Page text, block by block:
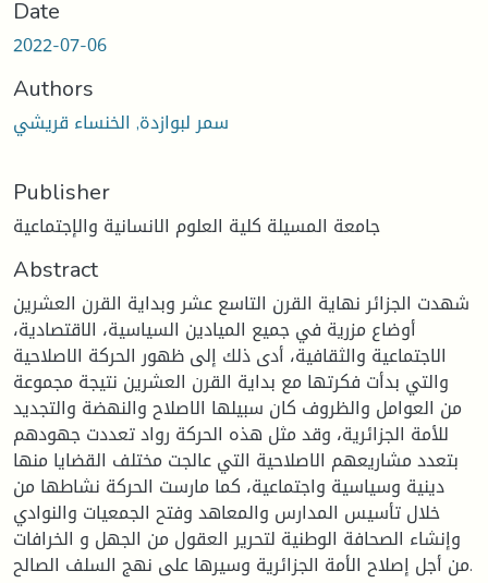
Date
2022-07-06
Authors
سمر لبوازدة, الخنساء قريشي
Publisher
جامعة المسيلة كلية العلوم الانسانية والإجتماعية
Abstract
شهدت الجزائر نهاية القرن التاسع عشر وبداية القرن العشرين
أوضاع مزرية في جميع الميادين السياسية، الاقتصادية،
الاجتماعية والثقافية، أدى ذلك إلى ظهور الحركة الاصلاحية
والتي بدأت فكرتها مع بداية القرن العشرين نتيجة مجموعة
من العوامل والظروف كان سبيلها الاصلاح والنهضة والتجديد
للأمة الجزائرية، وقد مثل هذه الحركة رواد تعددت جهودهم
بتعدد مشاريعهم الاصلاحية التي عالجت مختلف القضايا منها
دينية وسياسية واجتماعية، كما مارست الحركة نشاطها من
خلال تأسيس المدارس والمعاهد وفتح الجمعيات والنوادي
وإنشاء الصحافة الوطنية لتحرير العقول من الجهل و الخرافات
من أجل إصلاح الأمة الجزائرية وسيرها على نهج السلف الصالح.